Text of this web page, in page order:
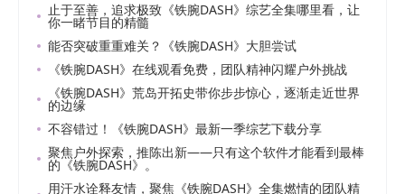
止于至善，追求极致《铁腕DASH》综艺全集哪里看，让
你一睹节目的精髓
能否突破重重难关？《铁腕DASH》大胆尝试
《铁腕DASH》在线观看免费，团队精神闪耀户外挑战
《铁腕DASH》荒岛开拓史带你步步惊心，逐渐走近世界
的边缘
不容错过！《铁腕DASH》最新一季综艺下载分享
聚焦户外探索，推陈出新——只有这个软件才能看到最棒
的《铁腕DASH》。
用汗水诠释友情，聚焦《铁腕DASH》全集燃情的团队精